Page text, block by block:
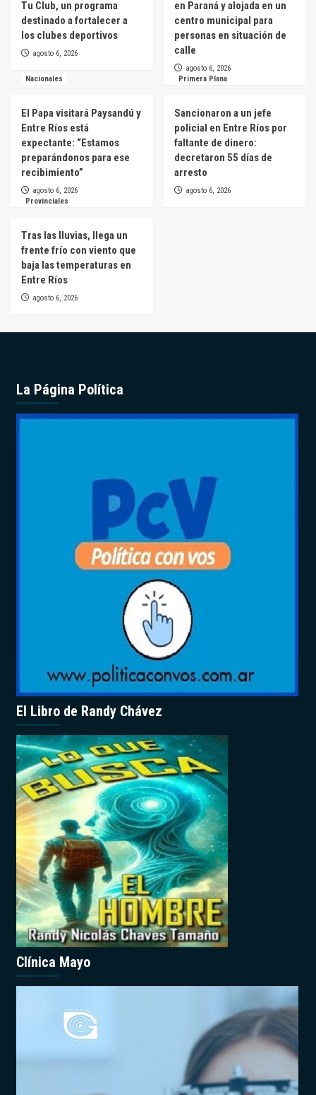
Tu Club, un programa
destinado a fortalecer a
los clubes deportivos
agosto 6, 2026
en Paraná y alojada en un
centro municipal para
personas en situación de
calle
agosto 6, 2026
Nacionales
El Papa visitará Paysandú y
Entre Ríos está
expectante: “Estamos
preparándonos para ese
recibimiento”
agosto 6, 2026
Primera Plana
Sancionaron a un jefe
policial en Entre Ríos por
faltante de dinero:
decretaron 55 días de
arresto
agosto 6, 2026
Provinciales
Tras las lluvias, llega un
frente frío con viento que
baja las temperaturas en
Entre Ríos
agosto 6, 2026
La Página Política
El Libro de Randy Chávez
Clínica Mayo